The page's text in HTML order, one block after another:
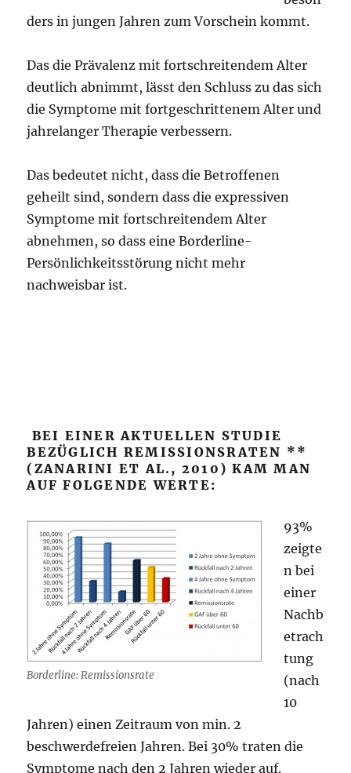
ders in jungen Jahren zum Vorschein kommt.
Das die Prävalenz mit fortschreitendem Alter
deutlich abnimmt, lässt den Schluss zu das sich
die Symptome mit fortgeschrittenem Alter und
jahrelanger Therapie verbessern.
Das bedeutet nicht, dass die Betroffenen
geheilt sind, sondern dass die expressiven
Symptome mit fortschreitendem Alter
abnehmen, so dass eine Borderline-
Persönlichkeitsstörung nicht mehr
nachweisbar ist.
BEI EINER AKTUELLEN STUDIE
BEZÜGLICH REMISSIONSRATEN **
(ZANARINI ET AL., 2010) KAM MAN
AUF FOLGENDE WERTE:
Borderline: Remissionsrate
93%
zeigte
n bei
einer
Nachb
etrach
tung
(nach
10
Jahren) einen Zeitraum von min. 2
beschwerdefreien Jahren. Bei 30% traten die
Symptome nach den 2 Jahren wieder auf.